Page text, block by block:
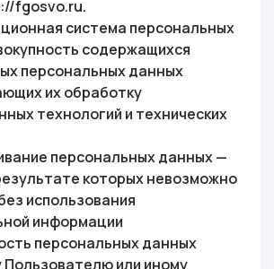
fgosvo.ru.
система персональных
содержащихся
персональных данных
их обработку
технологий и технических
персональных данных —
которых невозможно
использования
информации
персональных данных
Пользователю или иному